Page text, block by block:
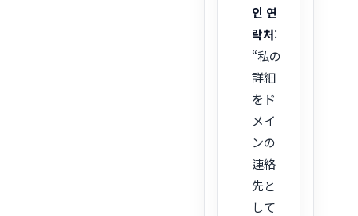
인 연
락처:
“私の
詳細
をド
メイ
ンの
連絡
先と
して